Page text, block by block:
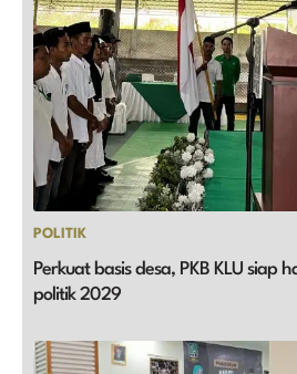
POLITIK
Perkuat basis desa, PKB KLU siap
politik 2029